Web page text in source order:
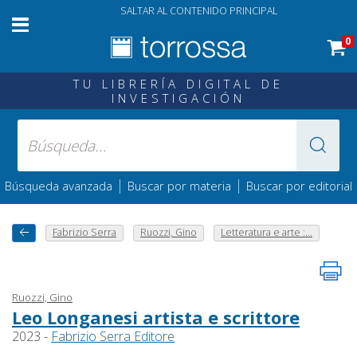
SALTAR AL CONTENIDO PRINCIPAL
0
TU LIBRERÍA DIGITAL DE
INVESTIGACIÓN
Búsqueda avanzada | Buscar por materia | Buscar por editorial
Fabrizio Serra Ruozzi, Gino Letteratura e arte :...
Ruozzi, Gino
Leo Longanesi artista e scrittore
2023 - Fabrizio Serra Editore